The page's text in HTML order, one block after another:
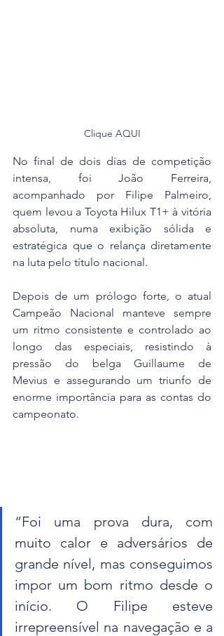
Clique AQUI
No final de dois dias de competição
intensa, foi João Ferreira,
acompanhado por Filipe Palmeiro,
quem levou a Toyota Hilux T1+ à vitória
absoluta, numa exibição sólida e
estratégica que o relança diretamente
na luta pelo título nacional.
Depois de um prólogo forte, o atual
Campeão Nacional manteve sempre
um ritmo consistente e controlado ao
longo das especiais, resistindo à
pressão do belga Guillaume de
Mevius e assegurando um triunfo de
enorme importância para as contas do
campeonato.
“Foi uma prova dura, com
muito calor e adversários de
grande nível, mas conseguimos
impor um bom ritmo desde o
início. O Filipe esteve
irrepreensível na navegação e a